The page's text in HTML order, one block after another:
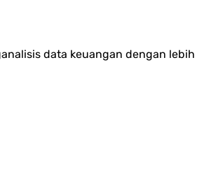
data keuangan dengan